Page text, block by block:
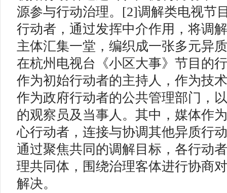
源参与行动治理。[2]调解类电视节
行动者，通过发挥中介作用，将调
主体汇集一堂，编织成一张多元异
在杭州电视台《小区大事》节目的
作为初始行动者的主持人，作为技
作为政府行动者的公共管理部门，
的观察员及当事人。其中，媒体作
心行动者，连接与协调其他异质行
通过聚焦共同的调解目标，各行动
理共同体，围绕治理客体进行协商
解决。